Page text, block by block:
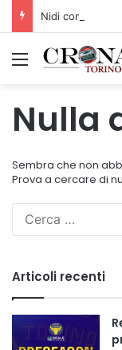
Menu
Nulla
Sembra che non
Prova a cercare di
Articoli recenti